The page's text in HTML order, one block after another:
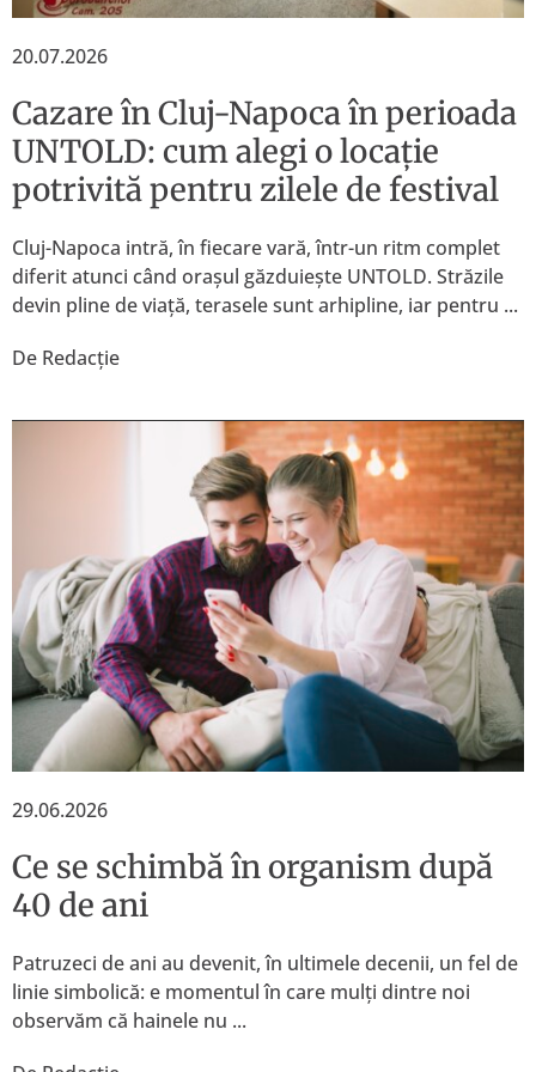
20.07.2026
Cazare în Cluj-Napoca în perioada
UNTOLD: cum alegi o locație
potrivită pentru zilele de festival
Cluj-Napoca intră, în fiecare vară, într-un ritm complet
diferit atunci când orașul găzduiește UNTOLD. Străzile
devin pline de viață, terasele sunt arhipline, iar pentru ...
De Redacție
29.06.2026
Ce se schimbă în organism după
40 de ani
Patruzeci de ani au devenit, în ultimele decenii, un fel de
linie simbolică: e momentul în care mulți dintre noi
observăm că hainele nu ...